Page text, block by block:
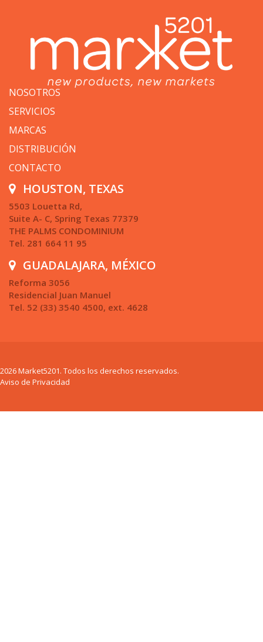
NOSOTROS
SERVICIOS
MARCAS
DISTRIBUCIÓN
CONTACTO
HOUSTON, TEXAS
5503 Louetta Rd,
Suite A- C, Spring Texas 77379
THE PALMS CONDOMINIUM
Tel. 281 664 11 95
GUADALAJARA, MÉXICO
Reforma 3056
Residencial Juan Manuel
Tel. 52 (33) 3540 4500, ext. 4628
2026 Market5201. Todos los derechos reservados.
Aviso de Privacidad